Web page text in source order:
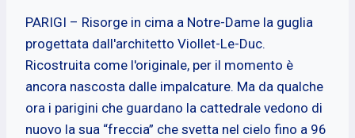
PARIGI – Risorge in cima a Notre-Dame la guglia
progettata dall'architetto Viollet-Le-Duc.
Ricostruita come l'originale, per il momento è
ancora nascosta dalle impalcature. Ma da qualche
ora i parigini che guardano la cattedrale vedono di
nuovo la sua “freccia” che svetta nel cielo fino a 96